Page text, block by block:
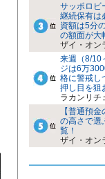
サッポロビ
継続保有は
資額は5分
の額面が大
ザイ・オン
来週（8/10
ジは6万
格に警戒し
押し目を狙
ラカンリチ
【普通預
の高さで選
覧！
ザイ・オン